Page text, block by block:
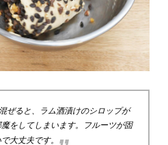
ぜると、ラム酒漬けのシロップが
をしてしまいます。フルーツが固
大丈夫です。